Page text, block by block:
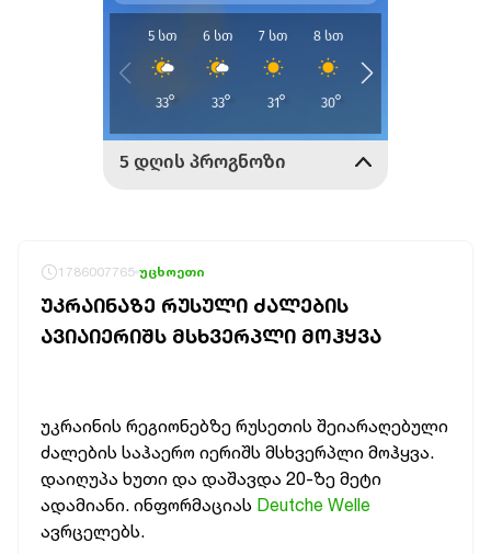
1786007765 უცხოეთი
ᲣᲙᲠᲐᲘᲜᲐᲖᲔ ᲠᲣᲡᲣᲚᲘ ᲫᲐᲚᲔᲑᲘᲡ
ᲐᲕᲘᲐᲘᲔᲠᲘᲨᲡ ᲛᲡᲮᲕᲔᲠᲞᲚᲘ ᲛᲝᲰᲧᲕᲐ
უკრაინის რეგიონებზე რუსეთის შეიარაღებული
ძალების საჰაერო იერიშს მსხვერპლი მოჰყვა.
დაიღუპა ხუთი და დაშავდა 20-ზე მეტი
ადამიანი. ინფორმაციას Deutche Welle
ავრცელებს.